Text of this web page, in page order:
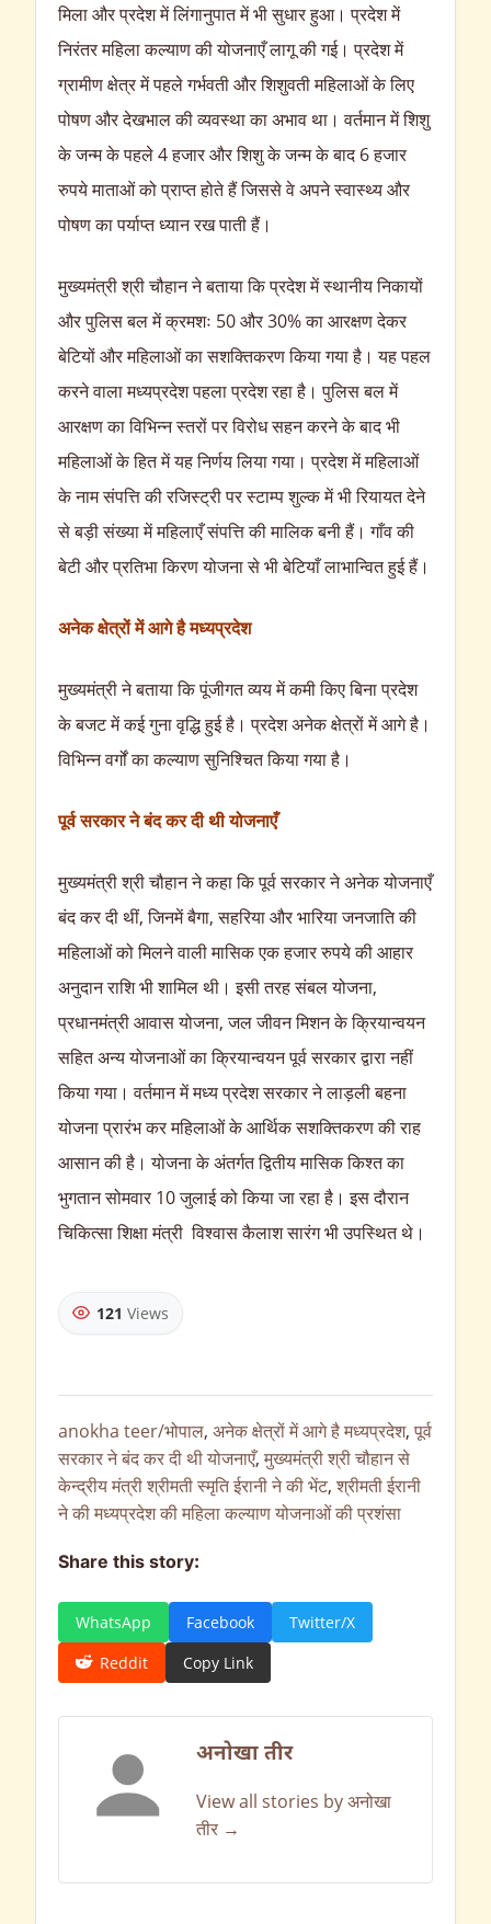
मिला और प्रदेश में लिंगानुपात में भी सुधार हुआ। प्रदेश में
निरंतर महिला कल्याण की योजनाएँ लागू की गई। प्रदेश में
ग्रामीण क्षेत्र में पहले गर्भवती और शिशुवती महिलाओं के लिए
पोषण और देखभाल की व्यवस्था का अभाव था। वर्तमान में शिशु
के जन्म के पहले 4 हजार और शिशु के जन्म के बाद 6 हजार
रुपये माताओं को प्राप्त होते हैं जिससे वे अपने स्वास्थ्य और
पोषण का पर्याप्त ध्यान रख पाती हैं।
मुख्यमंत्री श्री चौहान ने बताया कि प्रदेश में स्थानीय निकायों
और पुलिस बल में क्रमशः 50 और 30% का आरक्षण देकर
बेटियों और महिलाओं का सशक्तिकरण किया गया है। यह पहल
करने वाला मध्यप्रदेश पहला प्रदेश रहा है। पुलिस बल में
आरक्षण का विभिन्न स्तरों पर विरोध सहन करने के बाद भी
महिलाओं के हित में यह निर्णय लिया गया। प्रदेश में महिलाओं
के नाम संपत्ति की रजिस्ट्री पर स्टाम्प शुल्क में भी रियायत देने
से बड़ी संख्या में महिलाएँ संपत्ति की मालिक बनी हैं। गाँव की
बेटी और प्रतिभा किरण योजना से भी बेटियाँ लाभान्वित हुई हैं।
अनेक क्षेत्रों में आगे है मध्यप्रदेश
मुख्यमंत्री ने बताया कि पूंजीगत व्यय में कमी किए बिना प्रदेश
के बजट में कई गुना वृद्धि हुई है। प्रदेश अनेक क्षेत्रों में आगे है।
विभिन्न वर्गों का कल्याण सुनिश्चित किया गया है।
पूर्व सरकार ने बंद कर दी थी योजनाएँ
मुख्यमंत्री श्री चौहान ने कहा कि पूर्व सरकार ने अनेक योजनाएँ
बंद कर दी थीं, जिनमें बैगा, सहरिया और भारिया जनजाति की
महिलाओं को मिलने वाली मासिक एक हजार रुपये की आहार
अनुदान राशि भी शामिल थी। इसी तरह संबल योजना,
प्रधानमंत्री आवास योजना, जल जीवन मिशन के क्रियान्वयन
सहित अन्य योजनाओं का क्रियान्वयन पूर्व सरकार द्वारा नहीं
किया गया। वर्तमान में मध्य प्रदेश सरकार ने लाड़ली बहना
योजना प्रारंभ कर महिलाओं के आर्थिक सशक्तिकरण की राह
आसान की है। योजना के अंतर्गत द्वितीय मासिक किश्त का
भुगतान सोमवार 10 जुलाई को किया जा रहा है। इस दौरान
चिकित्सा शिक्षा मंत्री विश्वास कैलाश सारंग भी उपस्थित थे।
121 Views
anokha teer/भोपाल, अनेक क्षेत्रों में आगे है मध्यप्रदेश, पूर्व
सरकार ने बंद कर दी थी योजनाएँ, मुख्यमंत्री श्री चौहान से
केन्द्रीय मंत्री श्रीमती स्मृति ईरानी ने की भेंट, श्रीमती ईरानी
ने की मध्यप्रदेश की महिला कल्याण योजनाओं की प्रशंसा
Share this story:
WhatsApp Facebook
Twitter/X
Reddit
Copy Link
अनोखा तीर
View all stories by अनोखा
तीर →